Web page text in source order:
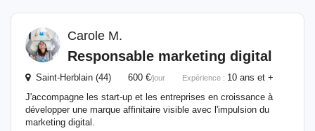
Carole M.
Responsable marketing digital
Saint-Herblain (44) 600 €/jour Expérience : 10 ans et +
J'accompagne les start-up et les entreprises en croissance à
développer une marque affinitaire visible avec l'impulsion du
marketing digital.